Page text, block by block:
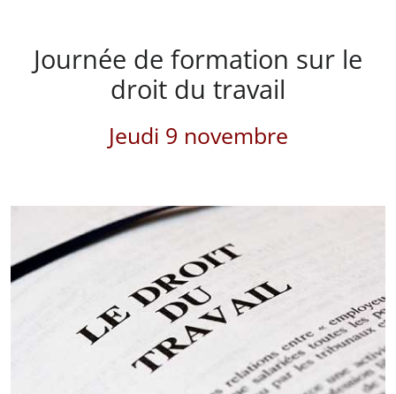
Journée de formation sur le
droit du travail
Jeudi 9 novembre